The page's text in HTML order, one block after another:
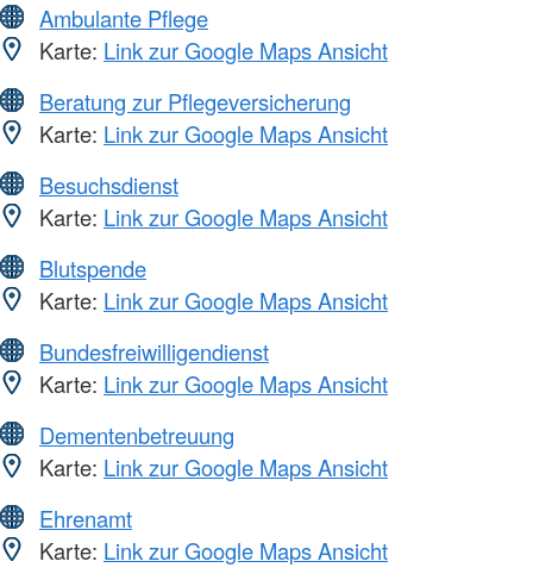
Ambulante Pflege
Karte: Link zur Google Maps Ansicht
Beratung zur Pflegeversicherung
Karte: Link zur Google Maps Ansicht
Besuchsdienst
Karte: Link zur Google Maps Ansicht
Blutspende
Karte: Link zur Google Maps Ansicht
Bundesfreiwilligendienst
Karte: Link zur Google Maps Ansicht
Dementenbetreuung
Karte: Link zur Google Maps Ansicht
Ehrenamt
Karte: Link zur Google Maps Ansicht